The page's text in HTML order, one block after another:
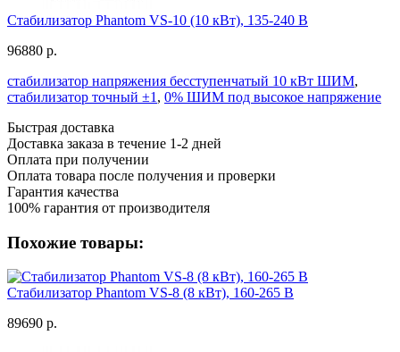
Стабилизатор Phantom VS-10 (10 кВт), 135-240 В
96880 р.
стабилизатор напряжения бесступенчатый 10 кВт ШИМ,
стабилизатор точный ±1 , 0% ШИМ под высокое напряжение
Быстрая доставка
Доставка заказа в течение 1-2 дней
Оплата при получении
Оплата товара после получения и проверки
Гарантия качества
100% гарантия от производителя
Похожие товары:
Стабилизатор Phantom VS-8 (8 кВт), 160-265 В
89690 р.